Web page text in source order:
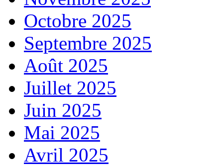
Octobre 2025
Septembre 2025
Août 2025
Juillet 2025
Juin 2025
Mai 2025
Avril 2025